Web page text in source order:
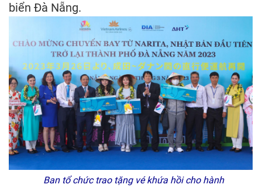
biển Đà Nẵng.
Ban tổ chức trao tặng vé khứa hồi cho hành